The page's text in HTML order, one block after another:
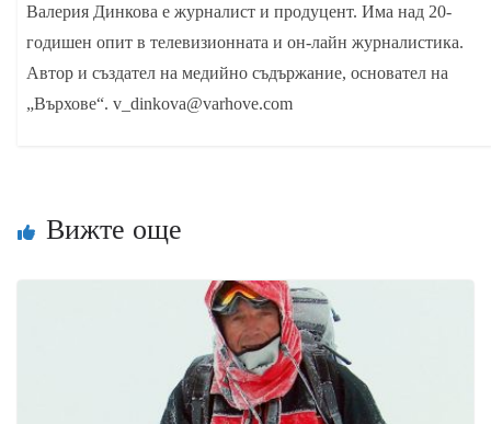
Валерия Динкова е журналист и продуцент. Има над 20-
годишен опит в телевизионната и он-лайн журналистика.
Автор и създател на медийно съдържание, основател на
„Върхове“. v_dinkova@varhove.com
Вижте още